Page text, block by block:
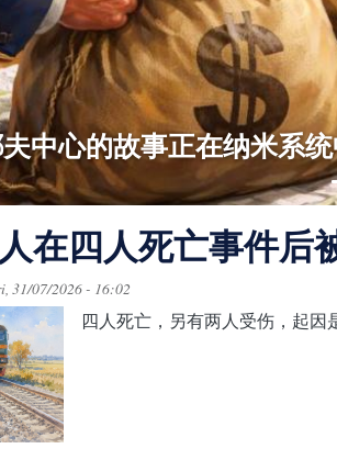
中心的故事正在纳米系
地区发现酒精消费与谋
阿谢姆·沙别利斯卡娅案
亚洲新型口蹄疫菌株的
最大的典当行网络背后
在四人死亡事件后
31/07/2026 - 16:02
四人死亡，另有两人受伤，起因